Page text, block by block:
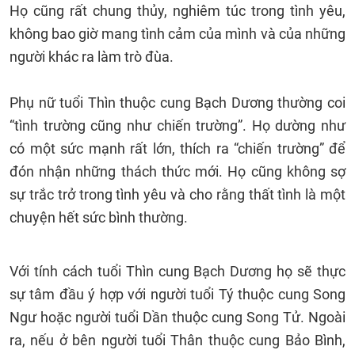
Họ cũng rất chung thủy, nghiêm túc trong tình yêu,
không bao giờ mang tình cảm của mình và của những
người khác ra làm trò đùa.
Phụ nữ tuổi Thìn thuộc cung Bạch Dương thường coi
“tình trường cũng như chiến trường”. Họ dường như
có một sức mạnh rất lớn, thích ra “chiến trường” để
đón nhận những thách thức mới. Họ cũng không sợ
sự trắc trở trong tình yêu và cho rằng thất tình là một
chuyện hết sức bình thường.
Với tính cách tuổi Thìn cung Bạch Dương họ sẽ thực
sự tâm đầu ý hợp với người tuổi Tý thuộc cung Song
Ngư hoặc người tuổi Dần thuộc cung Song Tử. Ngoài
ra, nếu ở bên người tuổi Thân thuộc cung Bảo Bình,